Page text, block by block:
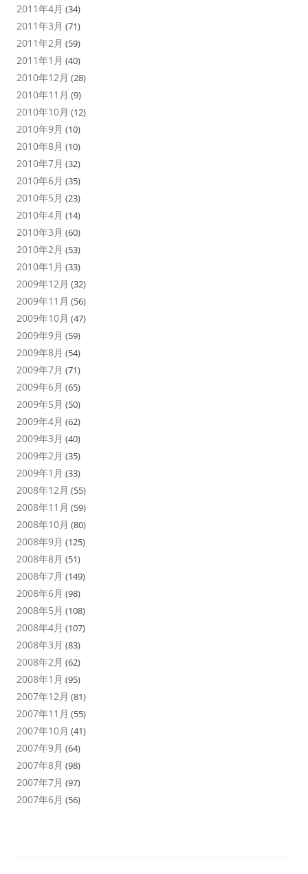
2011年4月 (34)
2011年3月 (71)
2011年2月 (59)
2011年1月 (40)
2010年12月 (28)
2010年11月 (9)
2010年10月 (12)
2010年9月 (10)
2010年8月 (10)
2010年7月 (32)
2010年6月 (35)
2010年5月 (23)
2010年4月 (14)
2010年3月 (60)
2010年2月 (53)
2010年1月 (33)
2009年12月 (32)
2009年11月 (56)
2009年10月 (47)
2009年9月 (59)
2009年8月 (54)
2009年7月 (71)
2009年6月 (65)
2009年5月 (50)
2009年4月 (62)
2009年3月 (40)
2009年2月 (35)
2009年1月 (33)
2008年12月 (55)
2008年11月 (59)
2008年10月 (80)
2008年9月 (125)
2008年8月 (51)
2008年7月 (149)
2008年6月 (98)
2008年5月 (108)
2008年4月 (107)
2008年3月 (83)
2008年2月 (62)
2008年1月 (95)
2007年12月 (81)
2007年11月 (55)
2007年10月 (41)
2007年9月 (64)
2007年8月 (98)
2007年7月 (97)
2007年6月 (56)